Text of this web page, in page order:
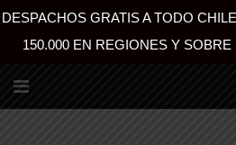
DESPACHOS GRATIS A TODO
150.000 EN REGIONES Y